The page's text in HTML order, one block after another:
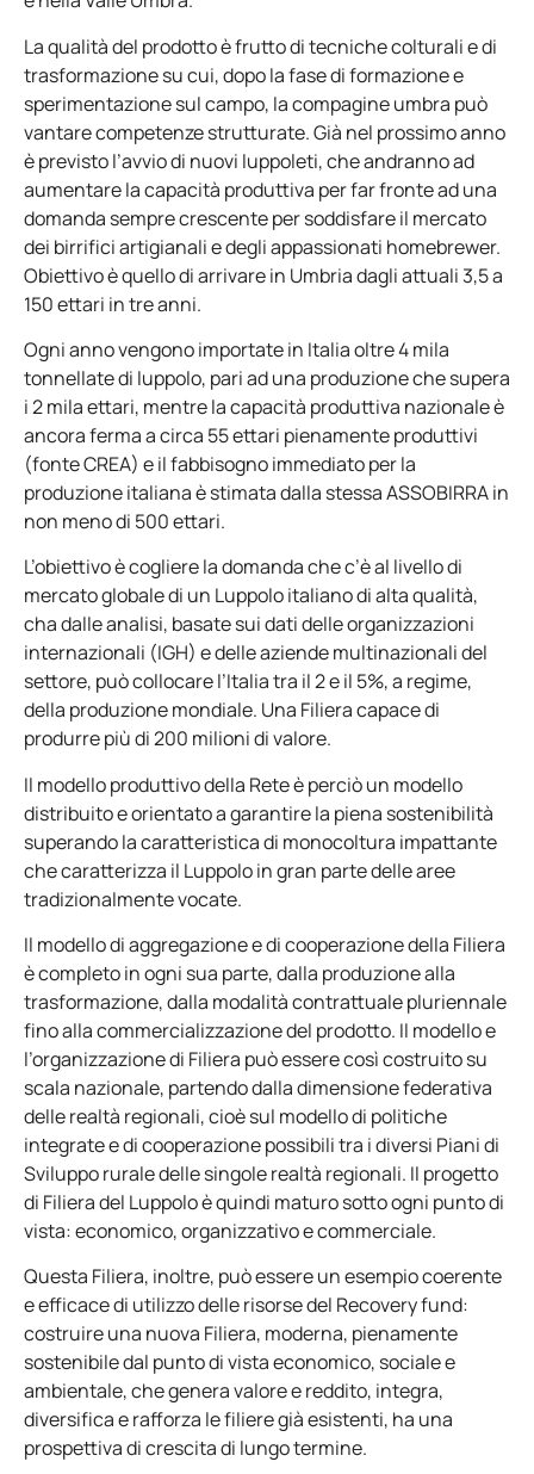
La qualità del prodotto è frutto di tecniche colturali e di
trasformazione su cui, dopo la fase di formazione e
sperimentazione sul campo, la compagine umbra può
vantare competenze strutturate. Già nel prossimo anno
è previsto l’avvio di nuovi luppoleti, che andranno ad
aumentare la capacità produttiva per far fronte ad una
domanda sempre crescente per soddisfare il mercato
dei birrifici artigianali e degli appassionati homebrewer.
Obiettivo è quello di arrivare in Umbria dagli attuali 3,5 a
150 ettari in tre anni.
Ogni anno vengono importate in Italia oltre 4 mila
tonnellate di luppolo, pari ad una produzione che supera
i 2 mila ettari, mentre la capacità produttiva nazionale è
ancora ferma a circa 55 ettari pienamente produttivi
(fonte CREA) e il fabbisogno immediato per la
produzione italiana è stimata dalla stessa ASSOBIRRA in
non meno di 500 ettari.
L’obiettivo è cogliere la domanda che c’è al livello di
mercato globale di un Luppolo italiano di alta qualità,
cha dalle analisi, basate sui dati delle organizzazioni
internazionali (IGH) e delle aziende multinazionali del
settore, può collocare l’Italia tra il 2 e il 5%, a regime,
della produzione mondiale. Una Filiera capace di
produrre più di 200 milioni di valore.
Il modello produttivo della Rete è perciò un modello
distribuito e orientato a garantire la piena sostenibilità
superando la caratteristica di monocoltura impattante
che caratterizza il Luppolo in gran parte delle aree
tradizionalmente vocate.
Il modello di aggregazione e di cooperazione della Filiera
è completo in ogni sua parte, dalla produzione alla
trasformazione, dalla modalità contrattuale pluriennale
fino alla commercializzazione del prodotto. Il modello e
l’organizzazione di Filiera può essere così costruito su
scala nazionale, partendo dalla dimensione federativa
delle realtà regionali, cioè sul modello di politiche
integrate e di cooperazione possibili tra i diversi Piani di
Sviluppo rurale delle singole realtà regionali. Il progetto
di Filiera del Luppolo è quindi maturo sotto ogni punto di
vista: economico, organizzativo e commerciale.
Questa Filiera, inoltre, può essere un esempio coerente
e efficace di utilizzo delle risorse del Recovery fund:
costruire una nuova Filiera, moderna, pienamente
sostenibile dal punto di vista economico, sociale e
ambientale, che genera valore e reddito, integra,
diversifica e rafforza le filiere già esistenti, ha una
prospettiva di crescita di lungo termine.